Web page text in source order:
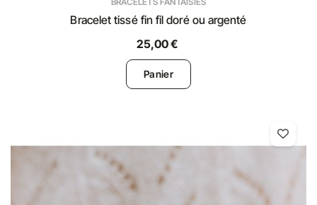
Bracelet tissé fin fil doré ou argenté
25,00 €
Panier